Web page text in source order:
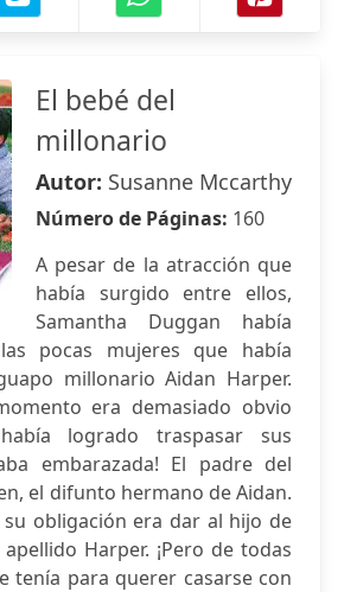
El bebé del
millonario
Autor: Susanne Mccarthy
Número de Páginas: 160
A pesar de la atracción que
había surgido entre ellos,
Samantha Duggan había
pocas mujeres que había
millonario Aidan Harper.
era demasiado obvio
logrado traspasar sus
embarazada! El padre del
el difunto hermano de Aidan.
su obligación era dar al hijo de
Harper. ¡Pero de todas
tenía para querer casarse con